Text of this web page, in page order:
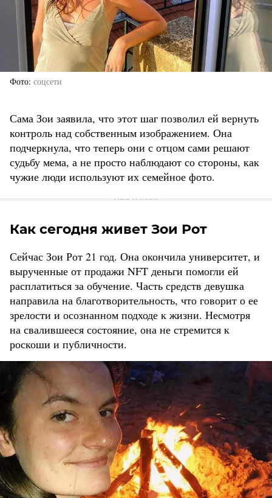
Фото соцсети
Сама Зои заявила, что этот шаг позволил ей вернуть
контроль над собственным изображением. Она
подчеркнула, что теперь они с отцом сами решают
судьбу мема, а не просто наблюдают со стороны, как
чужие люди используют их семейное фото.
Как сегодня живет Зои Рот
Сейчас Зои Рот 21 год. Она окончила университет, и
вырученные от продажи NFT деньги помогли ей
расплатиться за обучение. Часть средств девушка
направила на благотворительность, что говорит о ее
зрелости и осознанном подходе к жизни. Несмотря
на свалившееся состояние, она не стремится к
роскоши и публичности.